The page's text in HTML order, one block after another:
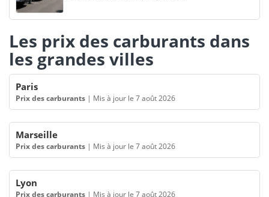
Les prix des carburants dans
les grandes villes
Paris
Prix des carburants | Mis à jour le 7 août 2026
Marseille
Prix des carburants | Mis à jour le 7 août 2026
Lyon
Prix des carburants | Mis à jour le 7 août 2026